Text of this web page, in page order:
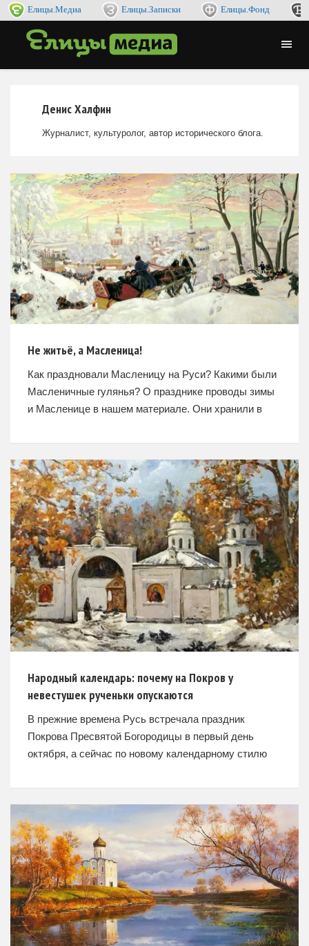
Елицы.Медиа Елицы.Записки Елицы.Фонд
Денис Халфин
Журналист, культуролог, автор исторического блога.
Не житьё, а Масленица!
Как праздновали Масленицу на Руси? Какими были
Масленичные гулянья? О празднике проводы зимы
и Масленице в нашем материале. Они хранили в
Масленице жирной
Народный календарь: почему на Покров у
невестушек рученьки опускаются
В прежние времена Русь встречала праздник
Покрова Пресвятой Богородицы в первый день
октября, а сейчас по новому календарному стилю
второго осеннего месяца. Наши